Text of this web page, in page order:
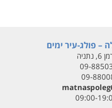
– פולג-עיר ימים
09-
09-